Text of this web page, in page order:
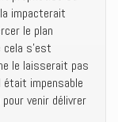
impacterait
le plan
s’est
le laisserait pas
impensable
venir délivrer